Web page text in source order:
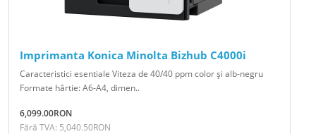
Imprimanta Konica Minolta Bizhub C4000i
Caracteristici esentiale Viteza de 40/40 ppm color şi alb-negru
Formate hârtie: A6-A4, dimen..
6,099.00RON
Fără TVA: 5,040.50RON